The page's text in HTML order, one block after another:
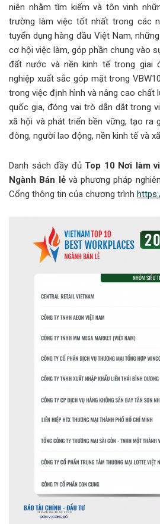
niên nhằm tìm kiếm và tôn vinh
trường làm việc tốt nhất trong các
tuyển dụng hàng đầu Việt Nam,
cơ hội việc làm, góp phần chung vào
đất nước và nền kinh tế trong giai
nghiệp xuất sắc góp mặt trong
trong việc định hình và nâng cao chất
quốc gia, đóng vai trò dẫn dắt trong
xã hội và phát triển bền vững, tạo ra
đông, người lao động, nền kinh tế và
Danh sách đầy đủ Top 10 Nơi làm
Ngành Bán lẻ và phương pháp
Cổng thông tin của chương trình